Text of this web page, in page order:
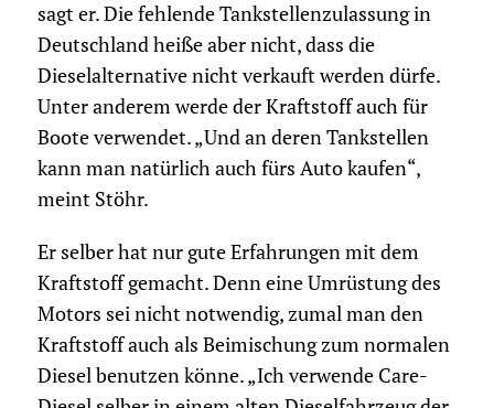
sagt er. Die fehlende Tankstellenzulassung in
Deutschland heiße aber nicht, dass die
Dieselalternative nicht verkauft werden dürfe.
Unter anderem werde der Kraftstoff auch für
Boote verwendet. „Und an deren Tankstellen
kann man natürlich auch fürs Auto kaufen“,
meint Stöhr.
Er selber hat nur gute Erfahrungen mit dem
Kraftstoff gemacht. Denn eine Umrüstung des
Motors sei nicht notwendig, zumal man den
Kraftstoff auch als Beimischung zum normalen
Diesel benutzen könne. „Ich verwende Care-